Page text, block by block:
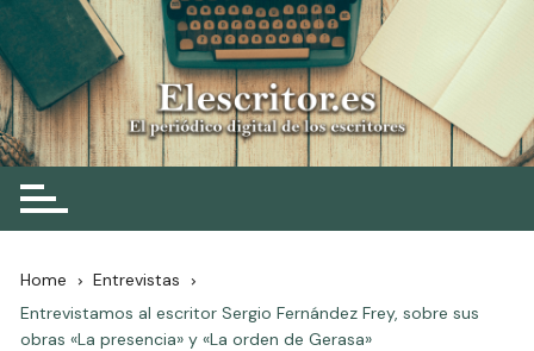
Skip
to
content
Elescritor.es
El periódico digital de los escritores
Home
Entrevistas
Entrevistamos al escritor Sergio Fernández Frey, sobre sus
obras «La presencia» y «La orden de Gerasa»